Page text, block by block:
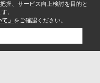
握、サービス向上検討を目的と
。
」 をご確認ください。